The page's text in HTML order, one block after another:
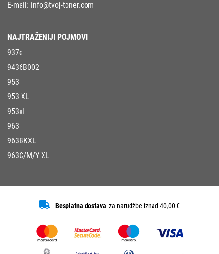
E-mail: info@tvoj-toner.com
NAJTRAŽENIJI POJMOVI
937e
9436B002
953
953 XL
953xl
963
963BKXL
963C/M/Y XL
Besplatna dostava za narudžbe iznad 40,00 €